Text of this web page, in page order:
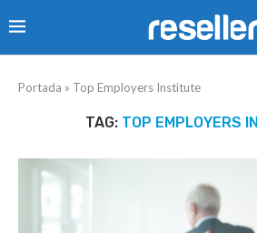
Portada » Top Employers Institute
TAG: TOP EMPLOYERS